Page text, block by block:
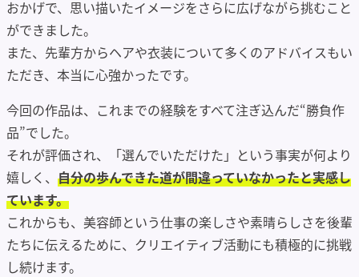
おかげで、思い描いたイメージをさらに広げながら挑むこと
ができました。
また、先輩方からヘアや衣装について多くのアドバイスもい
ただき、本当に心強かったです。
今回の作品は、これまでの経験をすべて注ぎ込んだ“勝負作
品”でした。
それが評価され、「選んでいただけた」という事実が何より
嬉しく、 自分の歩んできた道が間違っていなかったと実感し
ています。
これからも、美容師という仕事の楽しさや素晴らしさを後輩
たちに伝えるために、クリエイティブ活動にも積極的に挑戦
し続けます。